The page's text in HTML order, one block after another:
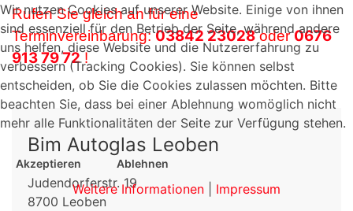
Rufen Sie gleich an für eine
Terminvereinbarung:03842 23028oder 0676
913 79 72!
Bim Autoglas Leoben
Judendorferstr. 19
8700 Leoben
Wir nutzen Cookies auf unserer Website. Einige von ihnen
sind essenziell für den Betrieb der Seite, während andere
uns helfen, diese Website und die Nutzererfahrung zu
verbessern (Tracking Cookies). Sie können selbst
entscheiden, ob Sie die Cookies zulassen möchten. Bitte
beachten Sie, dass bei einer Ablehnung womöglich nicht
mehr alle Funktionalitäten der Seite zur Verfügung stehen.
Akzeptieren Ablehnen
Weitere Informationen Impressum